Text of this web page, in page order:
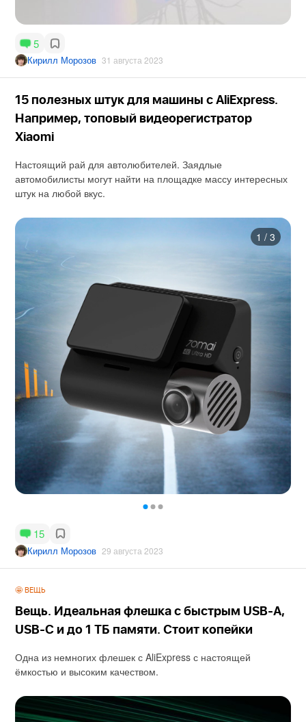
5
Кирилл Морозов 31 августа 2023
15 полезных штук для машины с AliExpress.
Например, топовый видеорегистратор
Xiaomi
Настоящий рай для автолюбителей. Заядлые
автомобилисты могут найти на площадке массу интересных
штук на любой вкус.
1 / 3
15
Кирилл Морозов 29 августа 2023
🤩 ВЕЩЬ
Вещь. Идеальная флешка с быстрым USB-A,
USB-C и до 1 ТБ памяти. Стоит копейки
Одна из немногих флешек с AliExpress с настоящей
ёмкостью и высоким качеством.